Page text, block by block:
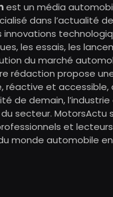
est un média
dans l’actualité
innovations
les essais, les
du marché
rédaction propose
réactive et accessible,
de demain,
secteur. MotorsActu
et
monde automobile